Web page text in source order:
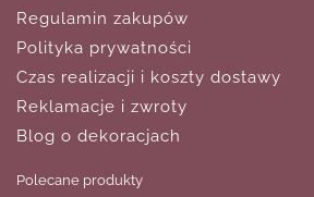
Regulamin zakupów
Polityka prywatności
Czas realizacji i koszty dostawy
Reklamacje i zwroty
Blog o dekoracjach
Polecane produkty